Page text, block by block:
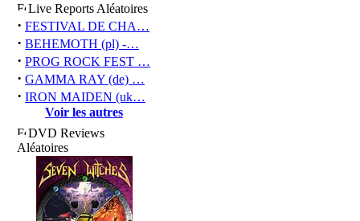
Live Reports Aléatoires
· FESTIVAL DE CHA…
· BEHEMOTH (pl) -…
· PROG ROCK FEST …
· GAMMA RAY (de) …
· IRON MAIDEN (uk…
Voir les autres
DVD Reviews
Aléatoires